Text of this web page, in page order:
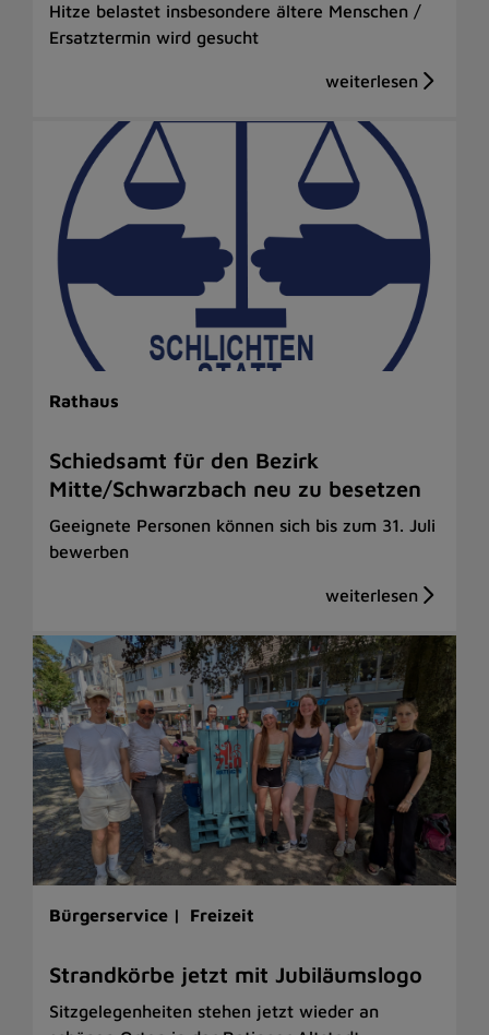
Hitze belastet insbesondere ältere Menschen /
Ersatztermin wird gesucht
Rathaus
Schiedsamt für den Bezirk
Mitte/Schwarzbach neu zu besetzen
Geeignete Personen können sich bis zum 31. Juli
bewerben
Bürgerservice | Freizeit
Strandkörbe jetzt mit Jubiläumslogo
Sitzgelegenheiten stehen jetzt wieder an